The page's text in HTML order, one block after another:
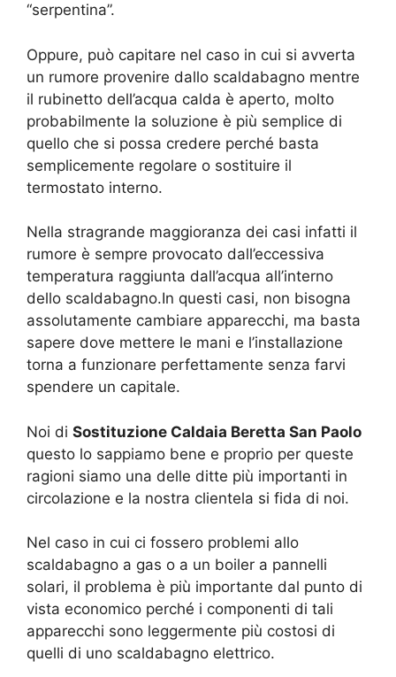
“serpentina”.
Oppure, può capitare nel caso in cui si avverta
un rumore provenire dallo scaldabagno mentre
il rubinetto dell’acqua calda è aperto, molto
probabilmente la soluzione è più semplice di
quello che si possa credere perché basta
semplicemente regolare o sostituire il
termostato interno.
Nella stragrande maggioranza dei casi infatti il
rumore è sempre provocato dall’eccessiva
temperatura raggiunta dall’acqua all’interno
dello scaldabagno.In questi casi, non bisogna
assolutamente cambiare apparecchi, ma basta
sapere dove mettere le mani e l’installazione
torna a funzionare perfettamente senza farvi
spendere un capitale.
Noi di Sostituzione Caldaia Beretta San Paolo
questo lo sappiamo bene e proprio per queste
ragioni siamo una delle ditte più importanti in
circolazione e la nostra clientela si fida di noi.
Nel caso in cui ci fossero problemi allo
scaldabagno a gas o a un boiler a pannelli
solari, il problema è più importante dal punto di
vista economico perché i componenti di tali
apparecchi sono leggermente più costosi di
quelli di uno scaldabagno elettrico.